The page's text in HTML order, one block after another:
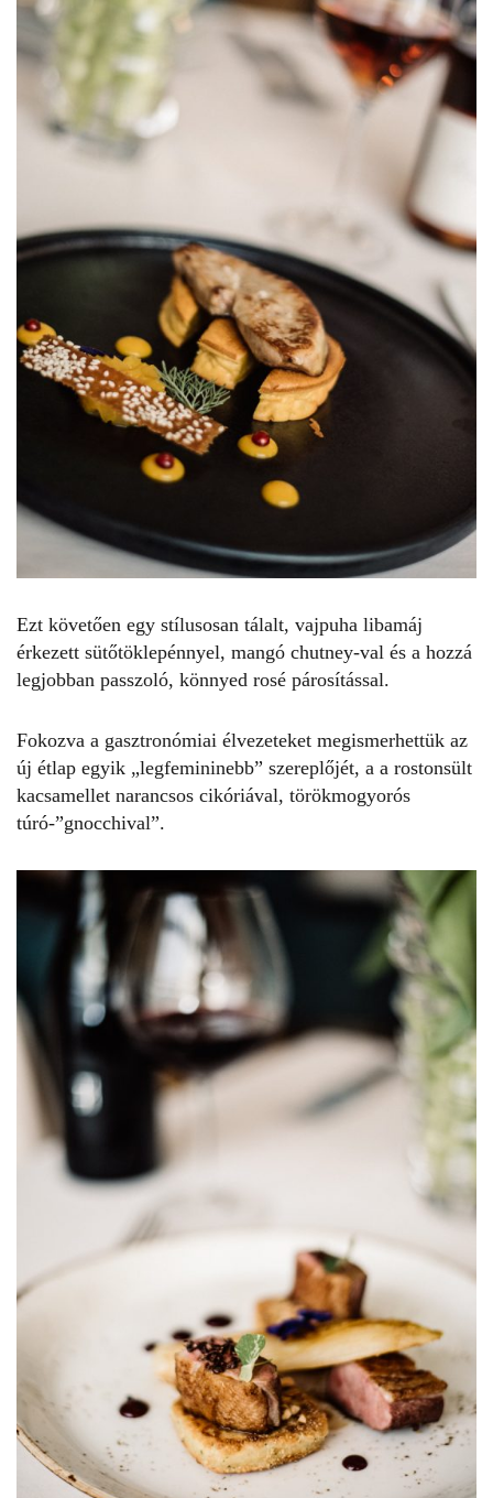
Ezt követően egy stílusosan tálalt, vajpuha libamáj
érkezett sütőtöklepénnyel, mangó chutney-val és a hozzá
legjobban passzoló, könnyed rosé párosítással.
Fokozva a gasztronómiai élvezeteket megismerhettük az
új étlap egyik „legfemininebb” szereplőjét, a a rostonsült
kacsamellet narancsos cikóriával, törökmogyorós
túró-”gnocchival”.